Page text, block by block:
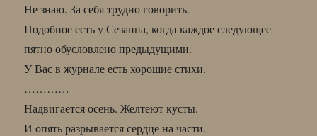
Не знаю. За себя трудно говорить.
Подобное есть у Сезанна, когда каждое следующее
пятно обусловлено предыдущими.
У Вас в журнале есть хорошие стихи.
…………
Надвигается осень. Желтеют кусты.
И опять разрывается сердце на части.